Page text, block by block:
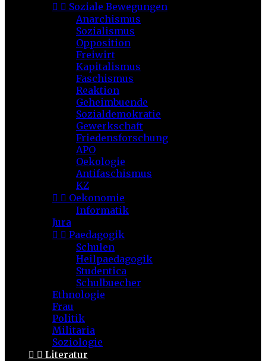
  Soziale Bewegungen
Anarchismus
Sozialismus
Opposition
Freiwirt
Kapitalismus
Faschismus
Reaktion
Geheimbuende
Sozialdemokratie
Gewerkschaft
Friedensforschung
APO
Oekologie
Antifaschismus
KZ
  Oekonomie
Informatik
Jura
  Paedagogik
Schulen
Heilpaedagogik
Studentica
Schulbuecher
Ethnologie
Frau
Politik
Militaria
Soziologie
  Literatur